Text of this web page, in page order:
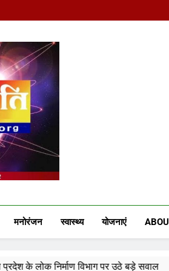
मनोरंजन स्वास्थ्य योजनाएं
पर उठे बड़े सवाल